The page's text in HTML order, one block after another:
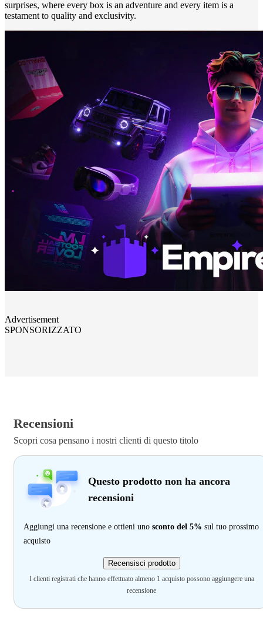
surprises, where every box is an adventure and every item is a
testament to quality and exclusivity.
Advertisement
SPONSORIZZATO
Recensioni
Scopri cosa pensano i nostri clienti di questo titolo
Questo prodotto non ha ancora
recensioni
Aggiungi una recensione e ottieni uno sconto del 5% sul tuo prossimo
acquisto
Recensisci prodotto
I clienti registrati che hanno effettuato almeno 1 acquisto possono aggiungere una
recensione